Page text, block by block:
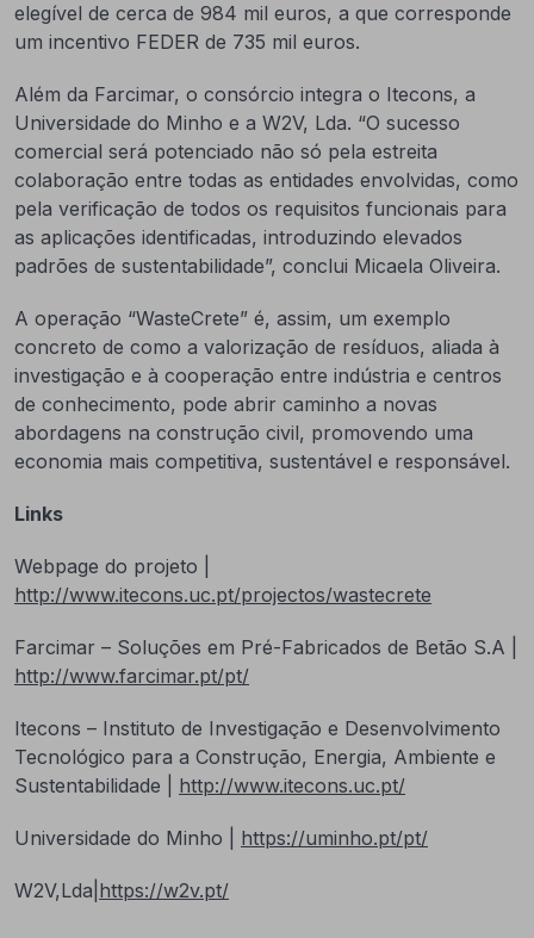
elegível de cerca de 984 mil euros, a que corresponde
um incentivo FEDER de 735 mil euros.
Além da Farcimar, o consórcio integra o Itecons, a
Universidade do Minho e a W2V, Lda. “O sucesso
comercial será potenciado não só pela estreita
colaboração entre todas as entidades envolvidas, como
pela verificação de todos os requisitos funcionais para
as aplicações identificadas, introduzindo elevados
padrões de sustentabilidade”, conclui Micaela Oliveira.
A operação “WasteCrete” é, assim, um exemplo
concreto de como a valorização de resíduos, aliada à
investigação e à cooperação entre indústria e centros
de conhecimento, pode abrir caminho a novas
abordagens na construção civil, promovendo uma
economia mais competitiva, sustentável e responsável.
Links
Webpage do projeto |
http://www.itecons.uc.pt/projectos/wastecrete
Farcimar – Soluções em Pré-Fabricados de Betão S.A |
http://www.farcimar.pt/pt/
Itecons – Instituto de Investigação e Desenvolvimento
Tecnológico para a Construção, Energia, Ambiente e
Sustentabilidade | http://www.itecons.uc.pt/
Universidade do Minho | https://uminho.pt/pt/
W2V,Lda| https://w2v.pt/